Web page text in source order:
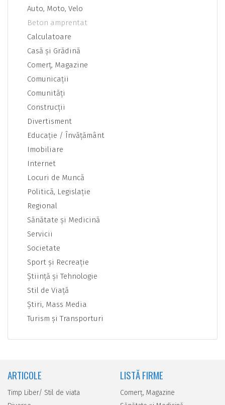
Auto, Moto, Velo
Beton amprentat
Calculatoare
Casă şi Grădină
Comerţ, Magazine
Comunicaţii
Comunităţi
Construcţii
Divertisment
Educaţie / Învăţământ
Imobiliare
Internet
Locuri de Muncă
Politică, Legislaţie
Regional
Sănătate şi Medicină
Servicii
Societate
Sport şi Recreaţie
Ştiinţă şi Tehnologie
Stil de Viaţă
Ştiri, Mass Media
Turism şi Transporturi
ARTICOLE
Timp Liber/ Stil de viata
LISTĂ FIRME
Comerţ, Magazine